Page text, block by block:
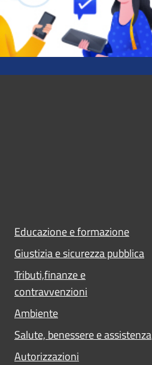
Educazione e formazione
Giustizia e sicurezza pubblica
Tributi,finanze e
contravvenzioni
Ambiente
Salute, benessere e assistenza
Autorizzazioni